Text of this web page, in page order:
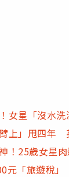
女星「沒水
上」甩四年
！25歲女星
元「旅遊稅